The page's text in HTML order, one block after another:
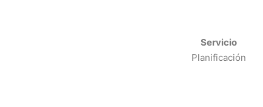
Servicio
Planificación